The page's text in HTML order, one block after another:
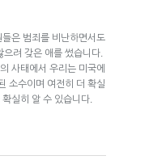
은 범죄를 비난하면서도
려 갖은 애를 썼습니다.
사태에서 우리는 미국에
소수이며 여전히 더 확실
실히 알 수 있습니다.